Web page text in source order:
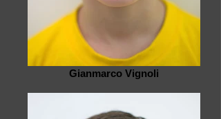
Gianmarco Vignoli